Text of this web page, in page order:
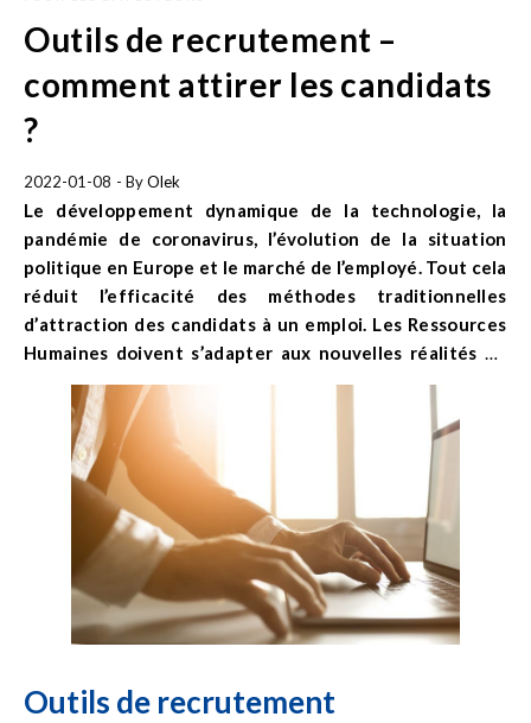
Outils de recrutement –
comment attirer les candidats
?
2022-01-08 - ByOlek
Le développement dynamique de la technologie, la
pandémie de coronavirus, l’évolution de la situation
politique en Europe et le marché de l’employé. Tout cela
réduit l’efficacité des méthodes traditionnelles
d’attraction des candidats à un emploi. Les Ressources
Humaines doivent s’adapter aux nouvelles réalités du
marché du travail et commencer à mettre en œuvre des
méthodes de recrutement modernes. Découvrez des
outils de recrutement innovantes.
Outils de recrutement